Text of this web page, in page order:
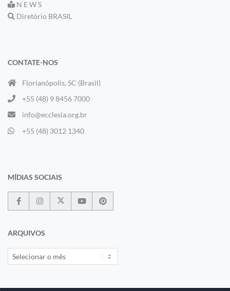
N E W S
Diretório BRASIL
CONTATE-NOS
Florianópolis, SC (Brasil)
+55 (48) 9 8456 7000
info@ecclesia.org.br
+55 (48) 3012 1340
MÍDIAS SOCIAIS
ARQUIVOS